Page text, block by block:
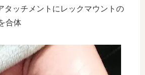
タッチメントにレックマウントの
合体